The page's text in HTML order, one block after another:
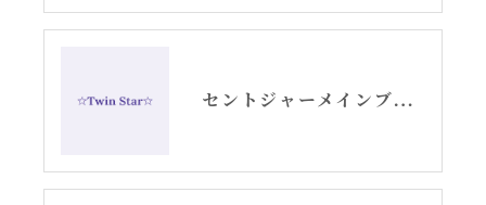
セントジャーメインブレッシングカードNo.25光の宝箱YouTube